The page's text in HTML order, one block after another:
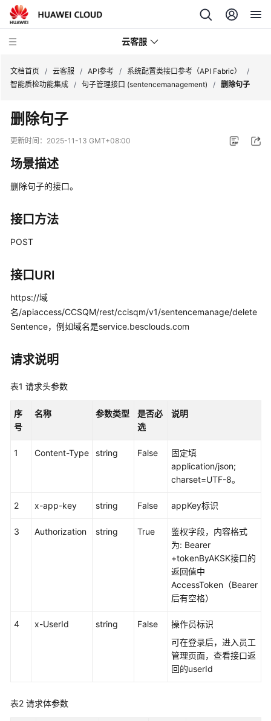
云客服
产
品
介
速
门
用
指
价
格
明
开
发
接
鉴
配
考
文档首页 / 云客服 / API参考 / 系统配置类接口参考（API Fabric）
/
智能质检功能集成 / 句子管理接口 (sentencemanagement) / 删除句子
删除句子
更新时间： 2025-11-13 GMT+08:00
场景描述
删除句子的接口。
接口方法
POST
接口URI
https://域
名/apiaccess/CCSQM/rest/ccisqm/v1/sentencemanage/delete
Sentence，例如域名是service.besclouds.com
请求说明
表1 请求头参数
序
号
名称 参数类型
是否必
选
说明
1 Content-Type string False
固定填
application/json;
charset=UTF-8。
2 x-app-key string False appKey标识
3 Authorization string True
鉴权字段，内容格式
为: Bearer
+tokenByAKSK接口的
返回值中
AccessToken（Bearer
后有空格）
4 x-UserId string False
操作员标识
可在登录后，进入员工
管理页面，查看接口返
回的userId
表2 请求体参数